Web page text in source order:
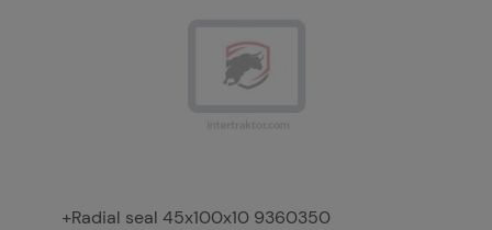
+Radial seal 45x100x10 9360350